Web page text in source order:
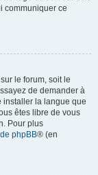
communiquer ce
le forum, soit le
de demander à
installer la langue que
êtes libre de vous
Pour plus
phpBB® (en